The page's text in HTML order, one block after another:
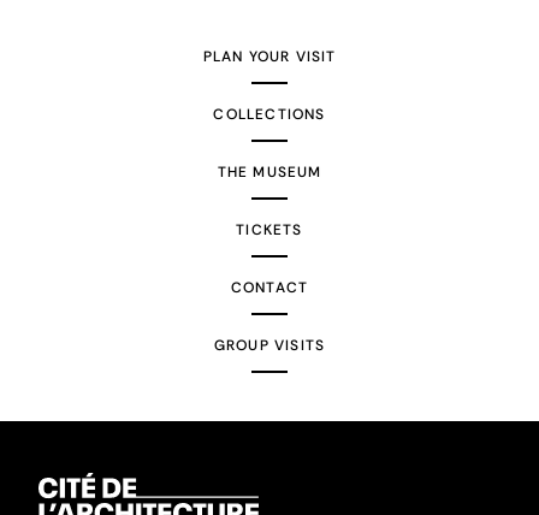
PLAN YOUR VISIT
COLLECTIONS
THE MUSEUM
TICKETS
CONTACT
GROUP VISITS